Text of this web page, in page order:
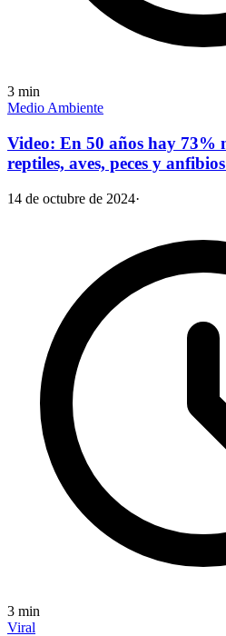
3 min
Medio Ambiente
Video: En 50 años hay 73%
reptiles, aves, peces y
14 de octubre de 2024·
3 min
Viral